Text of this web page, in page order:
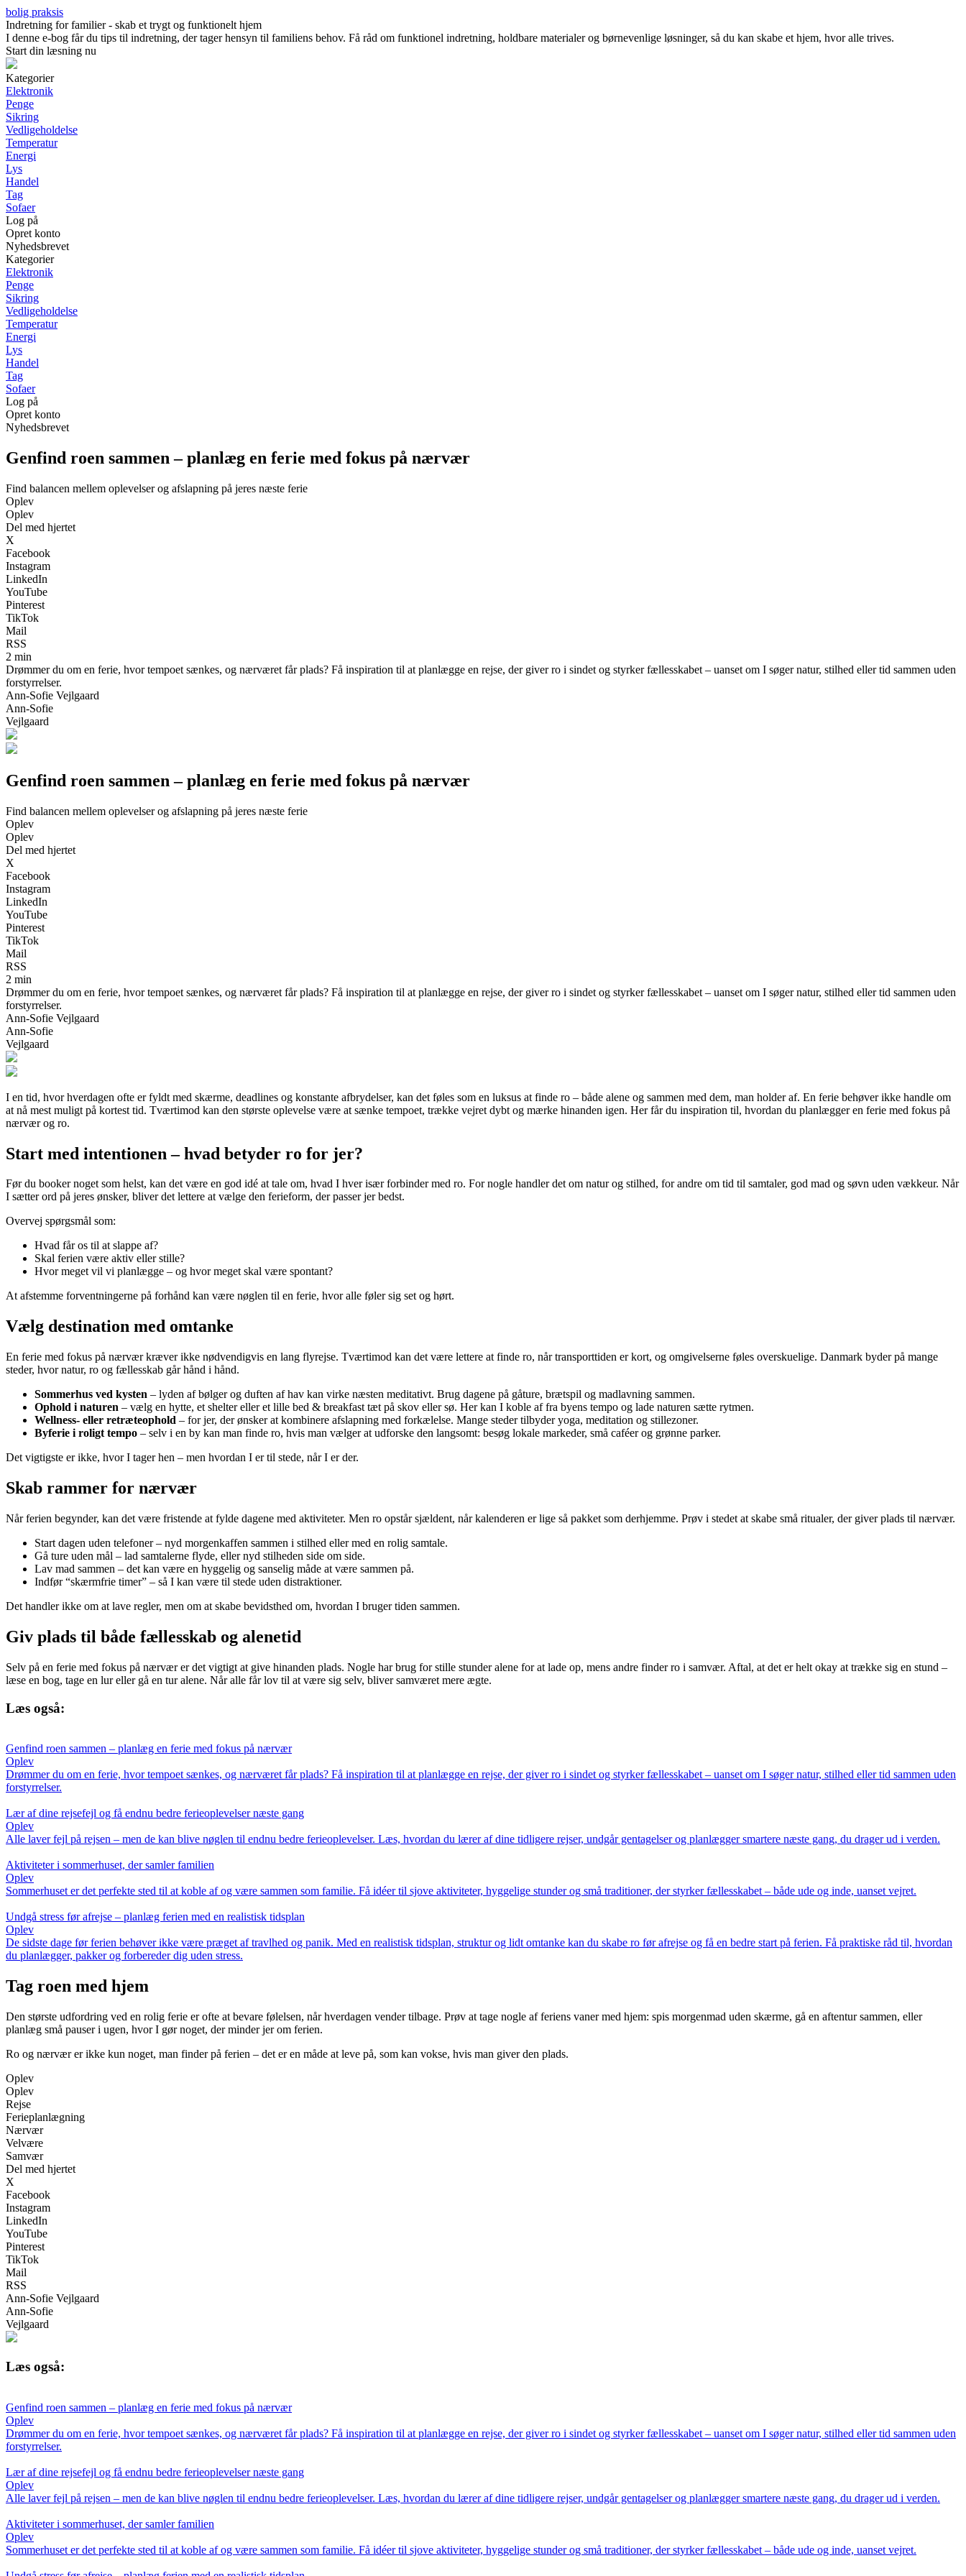
bolig praksis
Indretning for familier - skab et trygt og funktionelt hjem
I denne e-bog får du tips til indretning, der tager hensyn til familiens behov. Få råd om funktionel indretning, holdbare materialer og børnevenlige løsninger, så du kan skabe et hjem, hvor alle trives.
Start din læsning nu
Kategorier
Elektronik
Penge
Sikring
Vedligeholdelse
Temperatur
Energi
Lys
Handel
Tag
Sofaer
Log på
Opret konto
Nyhedsbrevet
Kategorier
Elektronik
Penge
Sikring
Vedligeholdelse
Temperatur
Energi
Lys
Handel
Tag
Sofaer
Log på
Opret konto
Nyhedsbrevet
Genfind roen sammen – planlæg en ferie med fokus på nærvær
Find balancen mellem oplevelser og afslapning på jeres næste ferie
Oplev
Oplev
Del med hjertet
X
Facebook
Instagram
LinkedIn
YouTube
Pinterest
TikTok
Mail
RSS
2 min
Drømmer du om en ferie, hvor tempoet sænkes, og nærværet får plads? Få inspiration til at planlægge en rejse, der giver ro i sindet og styrker fællesskabet – uanset om I søger natur, stilhed eller tid sammen uden
forstyrrelser.
Ann-Sofie Vejlgaard
Ann-Sofie
Vejlgaard
Genfind roen sammen – planlæg en ferie med fokus på nærvær
Find balancen mellem oplevelser og afslapning på jeres næste ferie
Oplev
Oplev
Del med hjertet
X
Facebook
Instagram
LinkedIn
YouTube
Pinterest
TikTok
Mail
RSS
2 min
Drømmer du om en ferie, hvor tempoet sænkes, og nærværet får plads? Få inspiration til at planlægge en rejse, der giver ro i sindet og styrker fællesskabet – uanset om I søger natur, stilhed eller tid sammen uden
forstyrrelser.
Ann-Sofie Vejlgaard
Ann-Sofie
Vejlgaard
I en tid, hvor hverdagen ofte er fyldt med skærme, deadlines og konstante afbrydelser, kan det føles som en luksus at finde ro – både alene og sammen med dem, man holder af. En ferie behøver ikke handle om
at nå mest muligt på kortest tid. Tværtimod kan den største oplevelse være at sænke tempoet, trække vejret dybt og mærke hinanden igen. Her får du inspiration til, hvordan du planlægger en ferie med fokus på
nærvær og ro.
Start med intentionen – hvad betyder ro for jer?
Før du booker noget som helst, kan det være en god idé at tale om, hvad I hver især forbinder med ro. For nogle handler det om natur og stilhed, for andre om tid til samtaler, god mad og søvn uden vækkeur. Når
I sætter ord på jeres ønsker, bliver det lettere at vælge den ferieform, der passer jer bedst.
Overvej spørgsmål som:
Hvad får os til at slappe af?
Skal ferien være aktiv eller stille?
Hvor meget vil vi planlægge – og hvor meget skal være spontant?
At afstemme forventningerne på forhånd kan være nøglen til en ferie, hvor alle føler sig set og hørt.
Vælg destination med omtanke
En ferie med fokus på nærvær kræver ikke nødvendigvis en lang flyrejse. Tværtimod kan det være lettere at finde ro, når transporttiden er kort, og omgivelserne føles overskuelige. Danmark byder på mange
steder, hvor natur, ro og fællesskab går hånd i hånd.
Sommerhus ved kysten – lyden af bølger og duften af hav kan virke næsten meditativt. Brug dagene på gåture, brætspil og madlavning sammen.
Ophold i naturen – vælg en hytte, et shelter eller et lille bed & breakfast tæt på skov eller sø. Her kan I koble af fra byens tempo og lade naturen sætte rytmen.
Wellness- eller retræteophold – for jer, der ønsker at kombinere afslapning med forkælelse. Mange steder tilbyder yoga, meditation og stillezoner.
Byferie i roligt tempo – selv i en by kan man finde ro, hvis man vælger at udforske den langsomt: besøg lokale markeder, små caféer og grønne parker.
Det vigtigste er ikke, hvor I tager hen – men hvordan I er til stede, når I er der.
Skab rammer for nærvær
Når ferien begynder, kan det være fristende at fylde dagene med aktiviteter. Men ro opstår sjældent, når kalenderen er lige så pakket som derhjemme. Prøv i stedet at skabe små ritualer, der giver plads til nærvær.
Start dagen uden telefoner – nyd morgenkaffen sammen i stilhed eller med en rolig samtale.
Gå ture uden mål – lad samtalerne flyde, eller nyd stilheden side om side.
Lav mad sammen – det kan være en hyggelig og sanselig måde at være sammen på.
Indfør “skærmfrie timer” – så I kan være til stede uden distraktioner.
Det handler ikke om at lave regler, men om at skabe bevidsthed om, hvordan I bruger tiden sammen.
Giv plads til både fællesskab og alenetid
Selv på en ferie med fokus på nærvær er det vigtigt at give hinanden plads. Nogle har brug for stille stunder alene for at lade op, mens andre finder ro i samvær. Aftal, at det er helt okay at trække sig en stund –
læse en bog, tage en lur eller gå en tur alene. Når alle får lov til at være sig selv, bliver samværet mere ægte.
Læs også:
Genfind roen sammen – planlæg en ferie med fokus på nærvær
Oplev
Drømmer du om en ferie, hvor tempoet sænkes, og nærværet får plads? Få inspiration til at planlægge en rejse, der giver ro i sindet og styrker fællesskabet – uanset om I søger natur, stilhed eller tid sammen uden
forstyrrelser.
Lær af dine rejsefejl og få endnu bedre ferieoplevelser næste gang
Oplev
Alle laver fejl på rejsen – men de kan blive nøglen til endnu bedre ferieoplevelser. Læs, hvordan du lærer af dine tidligere rejser, undgår gentagelser og planlægger smartere næste gang, du drager ud i verden.
Aktiviteter i sommerhuset, der samler familien
Oplev
Sommerhuset er det perfekte sted til at koble af og være sammen som familie. Få idéer til sjove aktiviteter, hyggelige stunder og små traditioner, der styrker fællesskabet – både ude og inde, uanset vejret.
Undgå stress før afrejse – planlæg ferien med en realistisk tidsplan
Oplev
De sidste dage før ferien behøver ikke være præget af travlhed og panik. Med en realistisk tidsplan, struktur og lidt omtanke kan du skabe ro før afrejse og få en bedre start på ferien. Få praktiske råd til, hvordan
du planlægger, pakker og forbereder dig uden stress.
Tag roen med hjem
Den største udfordring ved en rolig ferie er ofte at bevare følelsen, når hverdagen vender tilbage. Prøv at tage nogle af feriens vaner med hjem: spis morgenmad uden skærme, gå en aftentur sammen, eller
planlæg små pauser i ugen, hvor I gør noget, der minder jer om ferien.
Ro og nærvær er ikke kun noget, man finder på ferien – det er en måde at leve på, som kan vokse, hvis man giver den plads.
Oplev
Oplev
Rejse
Ferieplanlægning
Nærvær
Velvære
Samvær
Del med hjertet
X
Facebook
Instagram
LinkedIn
YouTube
Pinterest
TikTok
Mail
RSS
Ann-Sofie Vejlgaard
Ann-Sofie
Vejlgaard
Læs også:
Genfind roen sammen – planlæg en ferie med fokus på nærvær
Oplev
Drømmer du om en ferie, hvor tempoet sænkes, og nærværet får plads? Få inspiration til at planlægge en rejse, der giver ro i sindet og styrker fællesskabet – uanset om I søger natur, stilhed eller tid sammen uden
forstyrrelser.
Lær af dine rejsefejl og få endnu bedre ferieoplevelser næste gang
Oplev
Alle laver fejl på rejsen – men de kan blive nøglen til endnu bedre ferieoplevelser. Læs, hvordan du lærer af dine tidligere rejser, undgår gentagelser og planlægger smartere næste gang, du drager ud i verden.
Aktiviteter i sommerhuset, der samler familien
Oplev
Sommerhuset er det perfekte sted til at koble af og være sammen som familie. Få idéer til sjove aktiviteter, hyggelige stunder og små traditioner, der styrker fællesskabet – både ude og inde, uanset vejret.